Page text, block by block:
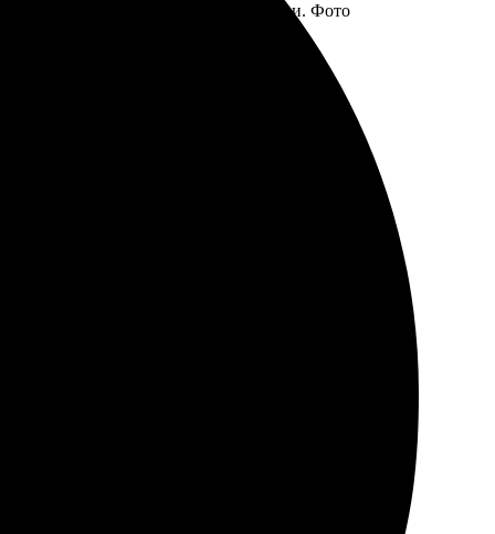
заказа не заняло много времени. Фото
довольны!
дня получила уведомление о готовности.
ещё.
и понятным. Загрузка фото заняла минуту.
команда, которая всегда на связи. Однозначно